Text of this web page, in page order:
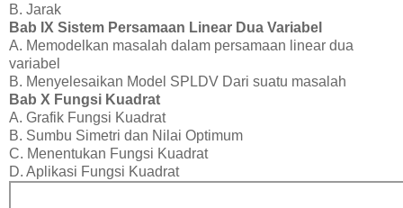
B. Jarak
Bab IX Sistem Persamaan Linear Dua Variabel
A. Memodelkan masalah dalam persamaan linear dua
variabel
B. Menyelesaikan Model SPLDV Dari suatu masalah
Bab X Fungsi Kuadrat
A. Grafik Fungsi Kuadrat
B. Sumbu Simetri dan Nilai Optimum
C. Menentukan Fungsi Kuadrat
D. Aplikasi Fungsi Kuadrat